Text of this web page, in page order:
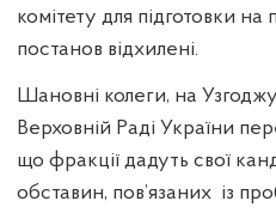
комітету для підготовки на
постанов відхилені.
Шановні колеги, на
Верховній Раді України
що фракції дадуть свої
обставин, пов’язаних із